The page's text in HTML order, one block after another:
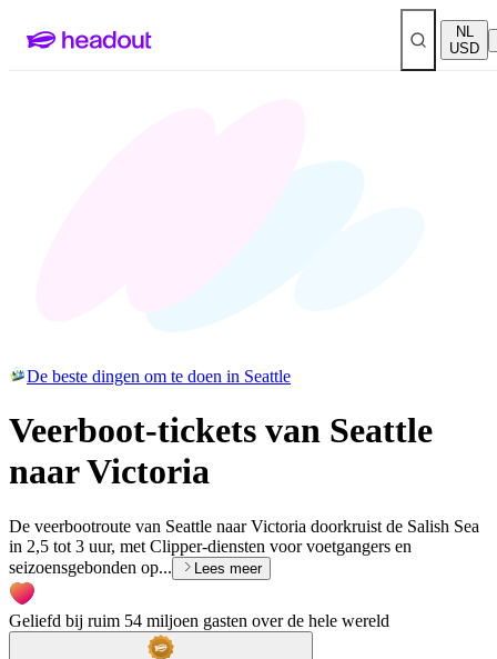
NL
USD
De beste dingen om te doen in Seattle
Veerboot-tickets van Seattle
naar Victoria
De veerbootroute van Seattle naar Victoria doorkruist de Salish Sea
in 2,5 tot 3 uur, met Clipper-diensten voor voetgangers en
seizoensgebonden op...
Lees meer
Geliefd bij ruim 54 miljoen gasten over de hele wereld